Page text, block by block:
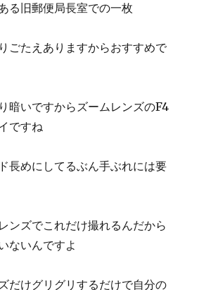
る旧郵便局長室での一枚
ごたえありますからおすすめで
暗いですからズームレンズのF4
ですね
長めにしてるぶん手ぶれには要
ンズでこれだけ撮れるんだから
ないんですよ
だけグリグリするだけで自分の